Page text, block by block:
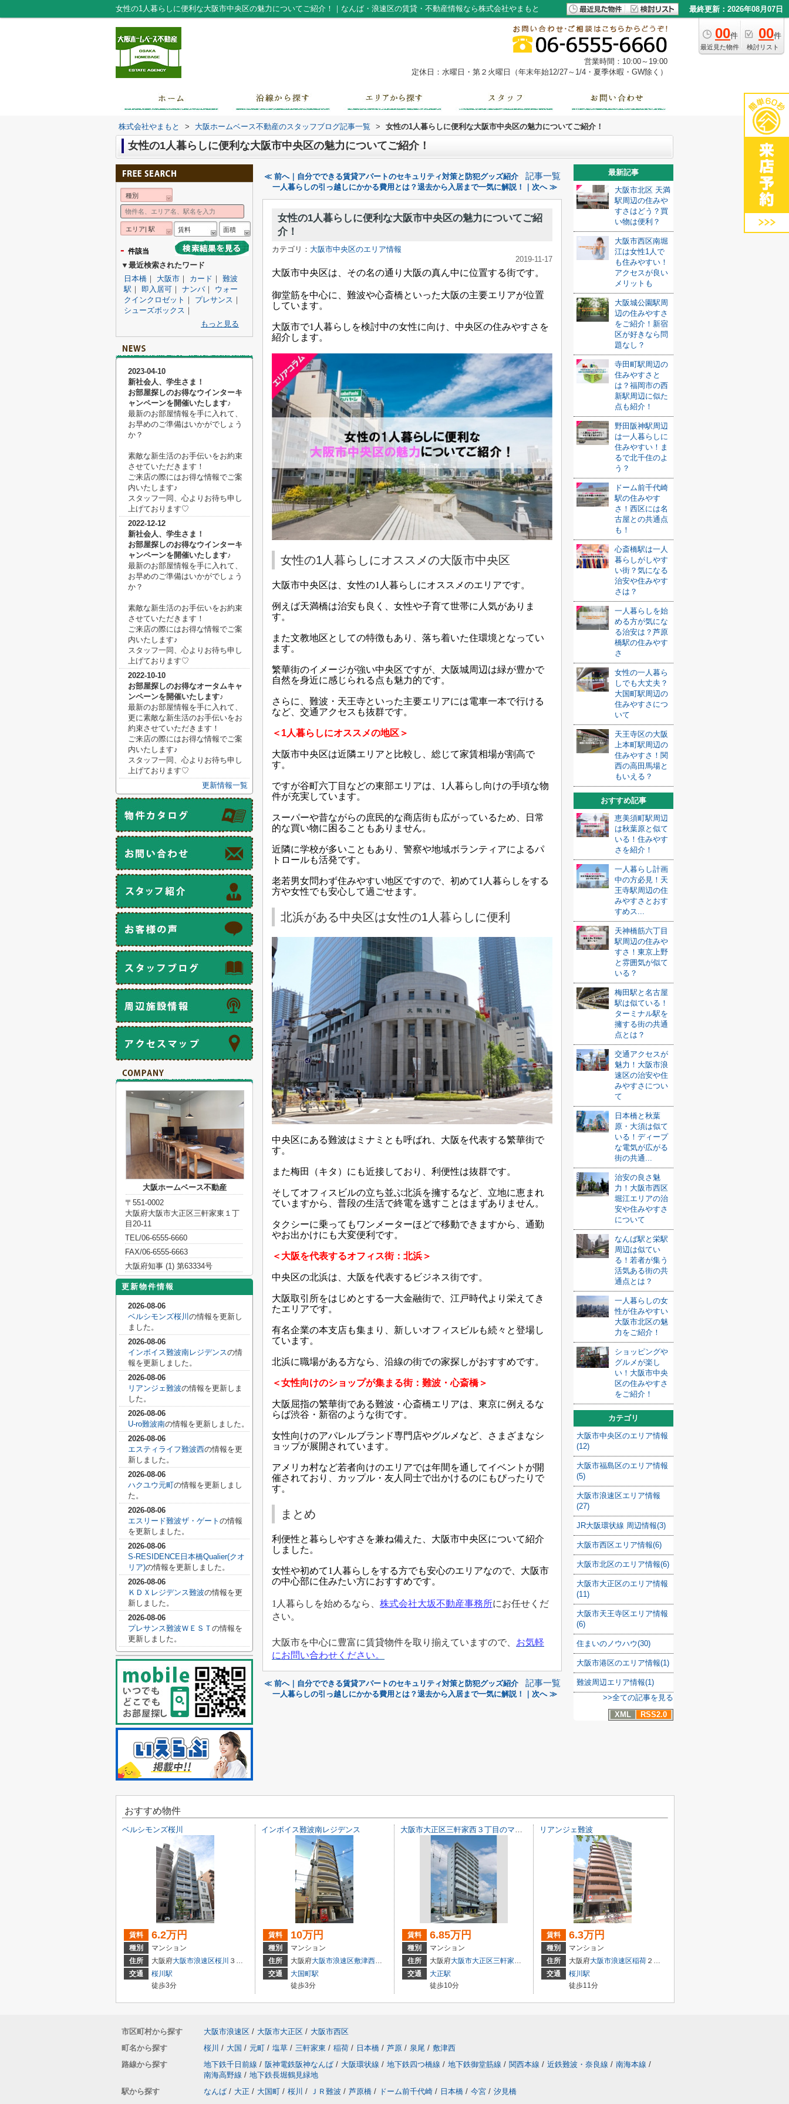
女性の1人暮らしに便利な大阪市中央区の魅力についてご紹介！｜なんば・浪速区の賃貸・不動産情報なら株式会社やまもと 最終更新：2026年08月07日
00件
最近見た物件
00件
検討リスト
営業時間：10:00～19:00
定休日：水曜日・第２火曜日（年末年始12/27～1/4・夏季休暇・GW除く）
株式会社やまもと > 大阪ホームベース不動産のスタッフブログ記事一覧 > 女性の1人暮らしに便利な大阪市中央区の魅力についてご紹介！
女性の1人暮らしに便利な大阪市中央区の魅力についてご紹介！
≪ 前へ｜自分でできる賃貸アパートのセキュリティ対策と防犯グッズ紹介 記事一覧
一人暮らしの引っ越しにかかる費用とは？退去から入居まで一気に解説！｜次へ ≫
女性の1人暮らしに便利な大阪市中央区の魅力についてご紹
介！
カテゴリ： 大阪市中央区のエリア情報
2019-11-17
大阪市中央区は、その名の通り大阪の真ん中に位置する街です。
御堂筋を中心に、難波や心斎橋といった大阪の主要エリアが位置
しています。
大阪市で1人暮らしを検討中の女性に向け、中央区の住みやすさを
紹介します。
女性の1人暮らしにオススメの大阪市中央区
大阪市中央区は、女性の1人暮らしにオススメのエリアです。
例えば天満橋は治安も良く、女性や子育て世帯に人気がありま
す。
また文教地区としての特徴もあり、落ち着いた住環境となってい
ます。
繁華街のイメージが強い中央区ですが、大阪城周辺は緑が豊かで
自然を身近に感じられる点も魅力的です。
さらに、難波・天王寺といった主要エリアには電車一本で行ける
など、交通アクセスも抜群です。
＜1人暮らしにオススメの地区＞
大阪市中央区は近隣エリアと比較し、総じて家賃相場が割高で
す。
ですが谷町六丁目などの東部エリアは、1人暮らし向けの手頃な物
件が充実しています。
スーパーや昔ながらの庶民的な商店街も広がっているため、日常
的な買い物に困ることもありません。
近隣に学校が多いこともあり、警察や地域ボランティアによるパ
トロールも活発です。
老若男女問わず住みやすい地区ですので、初めて1人暮らしをする
方や女性でも安心して過ごせます。
北浜がある中央区は女性の1人暮らしに便利
中央区にある難波はミナミとも呼ばれ、大阪を代表する繁華街で
す。
また梅田（キタ）にも近接しており、利便性は抜群です。
そしてオフィスビルの立ち並ぶ北浜を擁するなど、立地に恵まれ
ていますから、普段の生活で終電を逃すことはまずありません。
タクシーに乗ってもワンメーターほどで移動できますから、通勤
やお出かけにも大変便利です。
＜大阪を代表するオフィス街：北浜＞
中央区の北浜は、大阪を代表するビジネス街です。
大阪取引所をはじめとする一大金融街で、江戸時代より栄えてき
たエリアです。
有名企業の本支店も集まり、新しいオフィスビルも続々と登場し
ています。
北浜に職場がある方なら、沿線の街での家探しがおすすめです。
＜女性向けのショップが集まる街：難波・心斎橋＞
大阪屈指の繁華街である難波・心斎橋エリアは、東京に例えるな
らば渋谷・新宿のような街です。
女性向けのアパレルブランド専門店やグルメなど、さまざまなシ
ョップが展開されています。
アメリカ村など若者向けのエリアでは年間を通してイベントが開
催されており、カップル・友人同士で出かけるのにもぴったりで
す。
まとめ
利便性と暮らしやすさを兼ね備えた、大阪市中央区について紹介
しました。
女性や初めて1人暮らしをする方でも安心のエリアなので、大阪市
の中心部に住みたい方におすすめです。
1 人暮らしを始めるなら、 株式会社大坂不動産事務所にお任せくだ
さい。
大阪市を中心に豊富に賃貸物件を取り揃えていますので、 お気軽
にお問い合わせください。
≪ 前へ｜自分でできる賃貸アパートのセキュリティ対策と防犯グッズ紹介 記事一覧
一人暮らしの引っ越しにかかる費用とは？退去から入居まで一気に解説！｜次へ ≫
最新記事
大阪市北区 天満
駅周辺の住みや
すさはどう？買
い物は便利？
大阪市西区南堀
江は女性1人で
も住みやすい！
アクセスが良い
メリットも
大阪城公園駅周
辺の住みやすさ
をご紹介！新宿
区が好きなら問
題なし？
寺田町駅周辺の
住みやすさと
は？福岡市の西
新駅周辺に似た
点も紹介！
野田阪神駅周辺
は一人暮らしに
住みやすい！ま
るで北千住のよ
う？
ドーム前千代崎
駅の住みやす
さ！西区には名
古屋との共通点
も！
心斎橋駅は一人
暮らしがしやす
い街？気になる
治安や住みやす
さは？
一人暮らしを始
める方が気にな
る治安は？芦原
橋駅の住みやす
さ
女性の一人暮ら
しでも大丈夫？
大国町駅周辺の
住みやすさにつ
いて
天王寺区の大阪
上本町駅周辺の
住みやすさ！関
西の高田馬場と
もいえる？
おすすめ記事
恵美須町駅周辺
は秋葉原と似て
いる！住みやす
さを紹介！
一人暮らし計画
中の方必見！天
王寺駅周辺の住
みやすさとおす
すめス...
天神橋筋六丁目
駅周辺の住みや
すさ！東京上野
と雰囲気が似て
いる？
梅田駅と名古屋
駅は似ている！
ターミナル駅を
擁する街の共通
点とは？
交通アクセスが
魅力！大阪市浪
速区の治安や住
みやすさについ
て
日本橋と秋葉
原・大須は似て
いる！ディープ
な電気が広がる
街の共通...
治安の良さ魅
力！大阪市西区
堀江エリアの治
安や住みやすさ
について
なんば駅と栄駅
周辺は似てい
る！若者が集う
活気ある街の共
通点とは？
一人暮らしの女
性が住みやすい
大阪市北区の魅
力をご紹介！
ショッピングや
グルメが楽し
い！大阪市中央
区の住みやすさ
をご紹介！
カテゴリ
大阪市中央区のエリア情報
(12)
大阪市福島区のエリア情報
(5)
大阪市浪速区エリア情報
(27)
JR大阪環状線 周辺情報(3)
大阪市西区エリア情報(6)
大阪市北区のエリア情報(6)
大阪市大正区のエリア情報
(11)
大阪市天王寺区エリア情報
(6)
住まいのノウハウ(30)
大阪市港区のエリア情報(1)
難波周辺エリア情報(1)
>>全ての記事を見る
XML
RSS2.0
種別
エリア| 駅 賃料 面積
- 件該当
▼最近検索されたワード
日本橋 ｜ 大阪市 ｜ カード ｜ 難波
駅 ｜ 即入居可 ｜ ナンバ｜ ウォー
クインクロゼット ｜ プレサンス ｜
シューズボックス ｜
もっと見る
2023-04-10
新社会人、学生さま！
お部屋探しのお得なウインターキ
ャンペーンを開催いたします♪
最新のお部屋情報を手に入れて、
お早めのご準備はいかがでしょう
か？
素敵な新生活のお手伝いをお約束
させていただきます！
ご来店の際にはお得な情報でご案
内いたします♪
スタッフ一同、心よりお待ち申し
上げております♡
2022-12-12
新社会人、学生さま！
お部屋探しのお得なウインターキ
ャンペーンを開催いたします♪
最新のお部屋情報を手に入れて、
お早めのご準備はいかがでしょう
か？
素敵な新生活のお手伝いをお約束
させていただきます！
ご来店の際にはお得な情報でご案
内いたします♪
スタッフ一同、心よりお待ち申し
上げております♡
2022-10-10
お部屋探しのお得なオータムキャ
ンペーンを開催いたします♪
最新のお部屋情報を手に入れて、
更に素敵な新生活のお手伝いをお
約束させていただきます！
ご来店の際にはお得な情報でご案
内いたします♪
スタッフ一同、心よりお待ち申し
上げております♡
更新情報一覧
大阪ホームベース不動産
〒551-0002
大阪府大阪市大正区三軒家東１丁
目20-11
TEL/06-6555-6660
FAX/06-6555-6663
大阪府知事 (1) 第63334号
更新物件情報
2026-08-06
ベルシモンズ桜川 の情報を更新し
ました。
2026-08-06
インボイス難波南レジデンスの情
報を更新しました。
2026-08-06
リアンジェ難波の情報を更新しま
した。
2026-08-06
U-ro難波南の情報を更新しました。
2026-08-06
エスティライフ難波西の情報を更
新しました。
2026-08-06
ハクユウ元町の情報を更新しまし
た。
2026-08-06
エスリード難波ザ・ゲート の情報
を更新しました。
2026-08-06
S-RESIDENCE日本橋Qualier(クオ
リア)の情報を更新しました。
2026-08-06
ＫＤＸレジデンス難波の情報を更
新しました。
2026-08-06
プレサンス難波ＷＥＳＴ の情報を
更新しました。
おすすめ物件
ベルシモンズ桜川
賃料 6.2万円
種別
マンション
住所
大阪府大阪市浪速区桜川 ３丁目
交通
桜川駅
徒歩3分
インボイス難波南レジデンス
賃料 10万円
種別
マンション
住所
大阪府大阪市浪速区敷津西２丁目6-15
交通
大国町駅
徒歩3分
大阪市大正区三軒家西３丁目のマンション
賃料 6.85万円
種別
マンション
住所
大阪府大阪市大正区三軒家西
３丁目
交通
大正駅
徒歩10分
リアンジェ難波
賃料 6.3万円
種別
マンション
住所
大阪府大阪市浪速区稲荷 ２丁目
交通
桜川駅
徒歩11分
市区町村から探す 大阪市浪速区 / 大阪市大正区 / 大阪市西区
町名から探す
桜川 / 大国 / 元町 / 塩草 / 三軒家東 / 稲荷 / 日本橋 / 芦原 / 泉尾 / 敷津西
路線から探す
地下鉄千日前線 / 阪神電鉄阪神なんば / 大阪環状線 / 地下鉄四つ橋線 / 地下鉄御堂筋線 / 関西本線 / 近鉄難波・奈良線 / 南海本線 /
南海高野線 / 地下鉄長堀鶴見緑地
駅から探す
なんば / 大正 / 大国町 / 桜川 / ＪＲ難波 / 芦原橋 / ドーム前千代崎 / 日本橋 / 今宮 / 汐見橋